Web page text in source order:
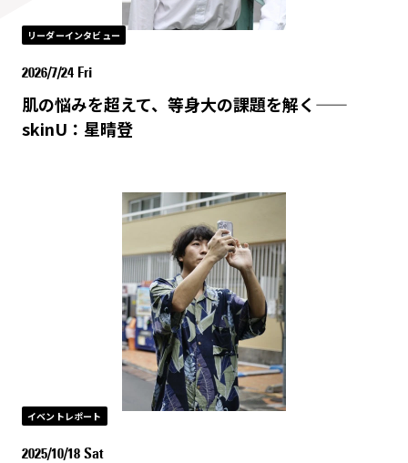
リーダーインタビュー
2026/7/24 Fri
肌の悩みを超えて、等身大の課題を解く——
skinU：星晴登
イベントレポート
2025/10/18 Sat